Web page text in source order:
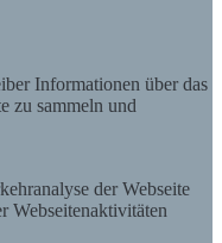
Informationen über das
zu sammeln und
der Webseite
Webseitenaktivitäten